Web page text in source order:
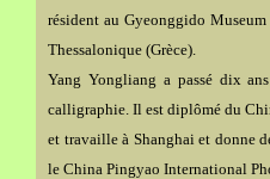
résident au Gyeonggido
Thessalonique (Grèce).
Yang Yongliang a passé dix
calligraphie. Il est diplômé du
et travaille à Shanghai et donne
le China Pingyao International